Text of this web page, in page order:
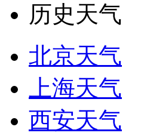
历史天气
北京天气
上海天气
西安天气